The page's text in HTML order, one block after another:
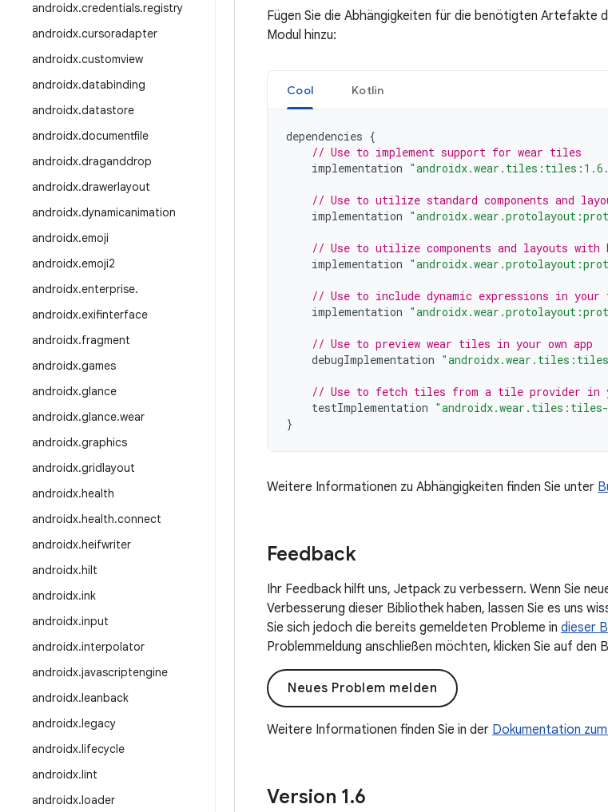
androidx.credentials.registry
androidx.cursoradapter
androidx.customview
androidx.databinding
androidx.datastore
androidx.documentfile
androidx.draganddrop
androidx.drawerlayout
androidx.dynamicanimation
androidx.emoji
androidx.emoji2
androidx.enterprise.
androidx.exifinterface
androidx.fragment
androidx.games
androidx.glance
androidx.glance.wear
androidx.graphics
androidx.gridlayout
androidx.health
androidx.health.connect
androidx.heifwriter
androidx.hilt
androidx.ink
androidx.input
androidx.interpolator
androidx.javascriptengine
androidx.leanback
androidx.legacy
androidx.lifecycle
androidx.lint
androidx.loader
Fügen Sie die Abhängigkeiten für die benötigten Artefakte
Modul hinzu:
Cool Kotlin
dependencies {
// Use to implement support for wear tiles
implementation
// Use to utilize standard components and
implementation
// Use to utilize components and layouts
implementation
// Use to include dynamic expressions in
implementation
// Use to preview wear tiles in your own app
debugImplementation
// Use to fetch tiles from a tile provider in
testImplementation
}
Weitere Informationen zu Abhängigkeiten finden Sie unter
Feedback
Ihr Feedback hilft uns, Jetpack zu verbessern. Wenn Sie
Verbesserung dieser Bibliothek haben, lassen Sie es uns
Sie sich jedoch die bereits gemeldeten Probleme in dieser
Problemmeldung anschließen möchten, klicken Sie auf den
Neues Problem melden
Weitere Informationen finden Sie in der Dokumentation
Version 1.6